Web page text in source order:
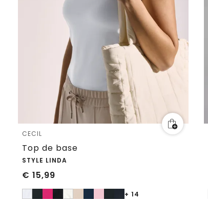
CECIL
Top de base
STYLE LINDA
€ 15,99
+ 14